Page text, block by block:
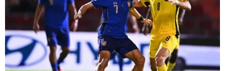
Phút mặc niệm tưởng nhớ các liệt sỹ đã hy sinh tại Gạc Ma.
(Ảnh: Văn Dũng/TTXVN)
37 năm sự kiện Gạc Ma: